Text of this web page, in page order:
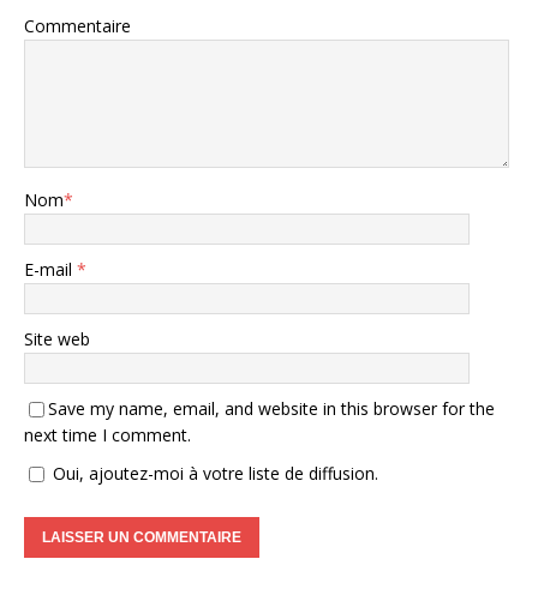
Commentaire
Nom*
E-mail *
Site web
Save my name, email, and website in this browser for the
next time I comment.
Oui, ajoutez-moi à votre liste de diffusion.